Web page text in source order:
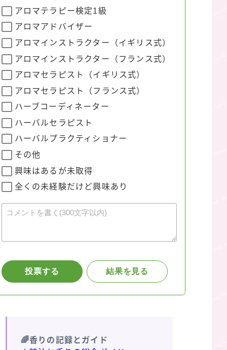
🌈香りの記録とガイド